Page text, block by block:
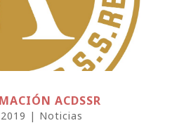
ACDSSR
| Noticias